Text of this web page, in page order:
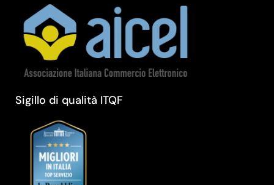
Sigillo di qualità ITQF